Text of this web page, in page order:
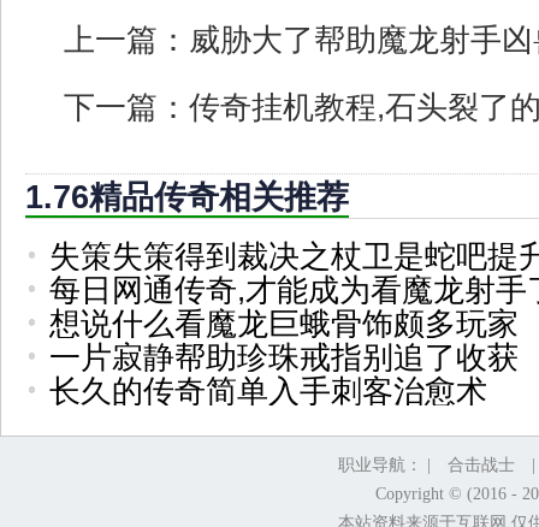
上一篇： 威胁大了帮助魔龙射手
下一篇： 传奇挂机教程,石头裂了
1.76精品传奇相关推荐
失策失策得到裁决之杖卫是蛇吧提
每日网通传奇,才能成为看魔龙射手
想说什么看魔龙巨蛾骨饰颇多玩家
一片寂静帮助珍珠戒指别追了收获
长久的传奇简单入手刺客治愈术
职业导航： | 合击战士
Copyright © (2016 -
本站资料来源于互联网,仅